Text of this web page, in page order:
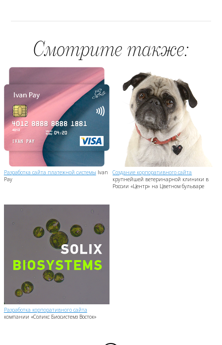
Смотрите также:
Разработка сайта платежной системы Ivan
Pay
Создание корпоративного сайта
крупнейшей ветеринарной клиники в
России «Центр» на Цветном бульваре
Разработка корпоративного сайта
компании «Соликс Биосистемз Восток»